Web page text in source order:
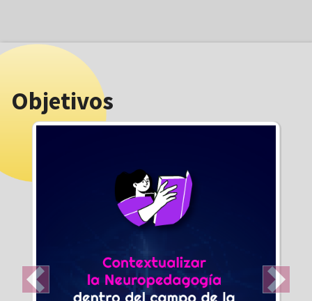
Objetivos
Previous Next